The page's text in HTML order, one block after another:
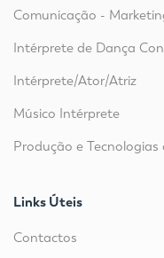
Comunicação -
Intérprete de Dança
Intérprete/Ator/Atriz
Músico Intérprete
Produção e Tecnologias
Links Úteis
Contactos